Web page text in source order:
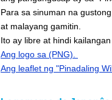
Para sa sinuman na gustong
at malayang gamitin.
Ito ay libre at hindi kailangan
Ang logo sa (PNG).
Ang leaflet ng "Pinadaling